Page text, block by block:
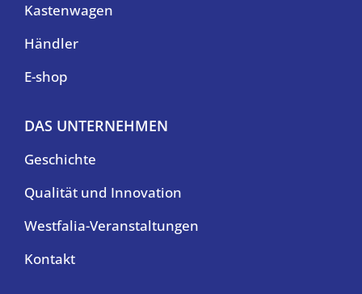
Kastenwagen
Händler
E-shop
DAS UNTERNEHMEN
Geschichte
Qualität und Innovation
Westfalia-Veranstaltungen
Kontakt